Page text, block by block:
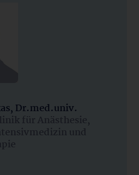
Dr.med.univ.
für Anästhesie,
und